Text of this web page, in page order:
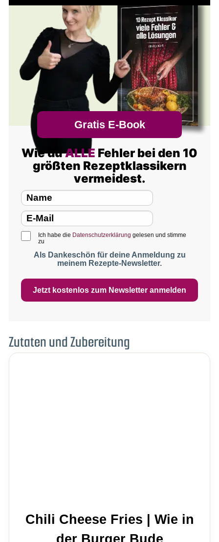
Gratis E-Book
Wie duALLE Fehler bei den 10
größten Rezeptklassikern
vermeidest.
Ich habe die Datenschutzerklärung gelesen und stimme
zu
Als Dankeschön für deine Anmeldung zu
meinem Rezepte-Newsletter.
Jetzt kostenlos zum Newsletter anmelden
Zutaten und Zubereitung
Chili Cheese Fries | Wie in
der Burger Bude